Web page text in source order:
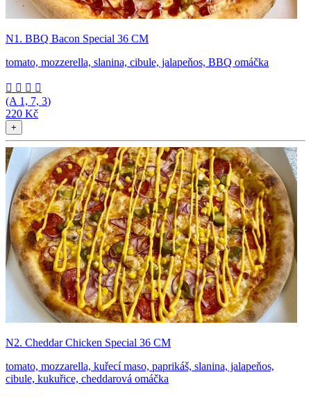
N1. BBQ Bacon Special 36 CM
tomato, mozzerella, slanina, cibule, jalapeňos, BBQ omáčka
   
(A 1, 7, 3)
220 Kč
+
N2. Cheddar Chicken Special 36 CM
tomato, mozzarella, kuřecí maso, paprikáš, slanina, jalapeňos,
cibule, kukuřice, cheddarová omáčka